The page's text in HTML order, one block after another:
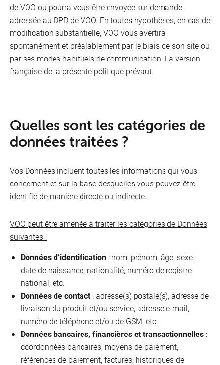
de VOO ou pourra vous être envoyée sur demande
adressée au DPD de VOO. En toutes hypothèses, en cas de
modification substantielle, VOO vous avertira
spontanément et préalablement par le biais de son site ou
par ses modes habituels de communication. La version
française de la présente politique prévaut.
Quelles sont les catégories de
données traitées ?
Vos Données incluent toutes les informations qui vous
concernent et sur la base desquelles vous pouvez être
identifié de manière directe ou indirecte.
VOO peut être amenée à traiter les catégories de Données
suivantes :
Données d’identification : nom, prénom, âge, sexe,
date de naissance, nationalité, numéro de registre
national, etc.
Données de contact : adresse(s) postale(s), adresse de
livraison du produit et/ou service, adresse e-mail,
numéro de téléphone et/ou de GSM, etc.
Données bancaires, financières et transactionnelles :
coordonnées bancaires, moyens de paiement,
références de paiement, factures, historiques de